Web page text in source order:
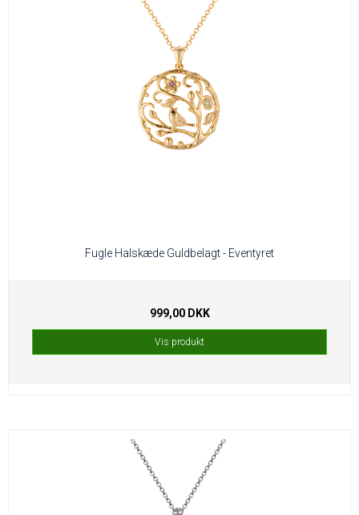
Fugle Halskæde Guldbelagt - Eventyret
999,00 DKK
Vis produkt